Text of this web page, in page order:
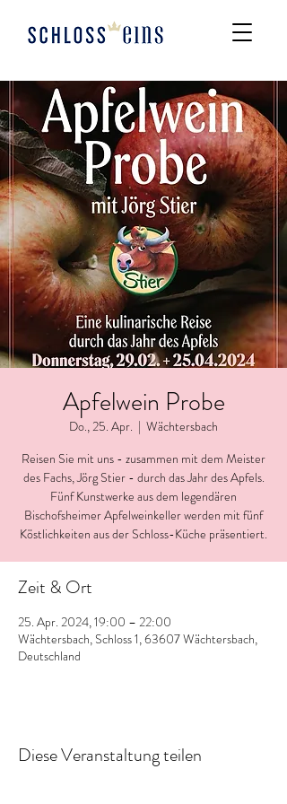
Apfelwein Probe
Do., 25. Apr.
  |
Wächtersbach
Reisen Sie mit uns - zusammen mit dem Meister
des Fachs, Jörg Stier - durch das Jahr des Apfels.
Fünf Kunstwerke aus dem legendären
Bischofsheimer Apfelweinkeller werden mit fünf
Köstlichkeiten aus der Schloss-Küche präsentiert.
Zeit & Ort
25. Apr. 2024, 19:00 – 22:00
Wächtersbach, Schloss 1, 63607 Wächtersbach,
Deutschland
Diese Veranstaltung teilen